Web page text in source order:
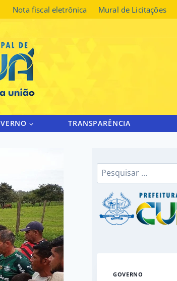
Nota fiscal eletrônica Mural de Licitações
TRANSPARÊNCIA
Pesquisar
por:
GOVERNO